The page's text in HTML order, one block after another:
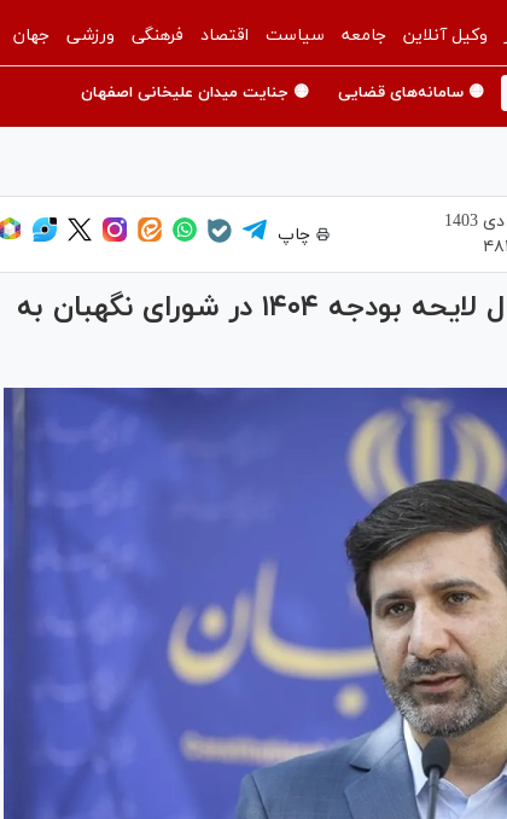
وکیل آنلاین جامعه سیاست اقتصاد فرهنگی ورزشی جهان
🟡 سامانه‌های قضایی 🟡 جنایت میدان علیخانی اصفهان
چاپ
طحان نظیف: بررسی بخش اول لایحه بودجه ۱۴۰۴ در شورای نگهبان به